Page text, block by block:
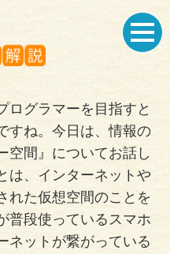
ログラマーを目指すと
すね。今日は、情報の
空間』についてお話し
は、インターネットや
れた仮想空間のことを
普段使っているスマホ
ネットが繋がっている